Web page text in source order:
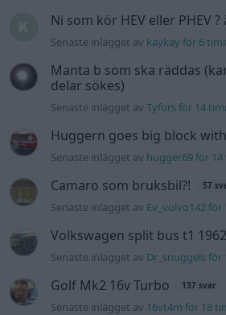
Ni som kör HEV eller PHEV
Senaste inlägget av kaykay för 6
Manta b som ska räddas
delar sökes)
Senaste inlägget avTyfors för 14
Huggern goes big block with
Senaste inlägget av hugger69 för
Camaro som bruksbil?! 57
Senaste inlägget av Ev_volvo142
Volkswagen split bus t1 1962
Senaste inlägget av Dr_snuggels
Golf Mk2 16v Turbo 137 svar
Senaste inlägget av 16vt4m för 18